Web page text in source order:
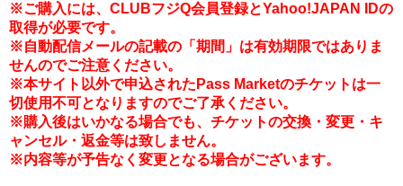
※ご購入には、CLUBフジQ会員登録とYahoo!JAPAN IDの
取得が必要です。
※自動配信メールの記載の「期間」は有効期限ではありま
せんのでご注意ください。
※本サイト以外で申込されたPass Marketのチケットは一
切使用不可となりますのでご了承ください。
※購入後はいかなる場合でも、チケットの交換・変更・キ
ャンセル・返金等は致しません。
※内容等が予告なく変更となる場合がございます。